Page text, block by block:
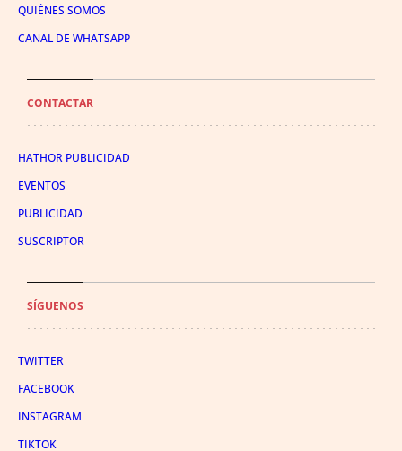
QUIÉNES SOMOS
CANAL DE WHATSAPP
CONTACTAR
HATHOR PUBLICIDAD
EVENTOS
PUBLICIDAD
SUSCRIPTOR
SÍGUENOS
TWITTER
FACEBOOK
INSTAGRAM
TIKTOK